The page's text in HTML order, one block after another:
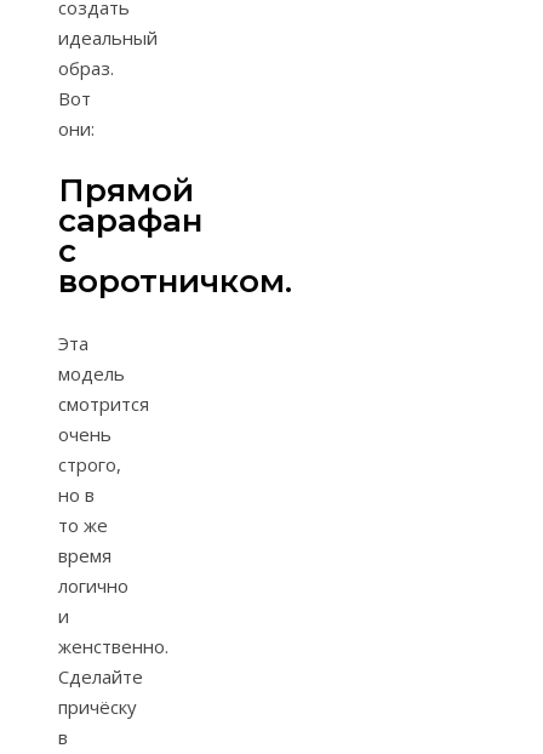
создать
идеальный
образ.
Вот
они:
Прямой
сарафан
с
воротничком.
Эта
модель
смотрится
очень
строго,
но в
то же
время
логично
и
женственно.
Сделайте
причёску
в